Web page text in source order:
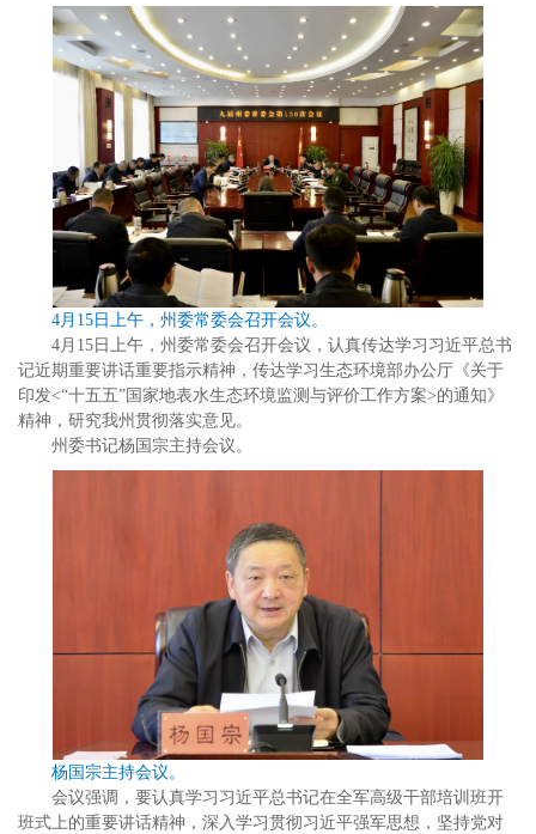
4月15日上午，州委常委会召开会议。
4月15日上午，州委常委会召开会议，认真传达学习习近平总书
记近期重要讲话重要指示精神， 传达学习生态环境部办公厅《关于
印发<“十五五”国家地表水生态环境监测与评价工作方案>的通知》
精神， 研究我州贯彻落实意见。
州委书记杨国宗主持会议。
杨国宗主持会议。
会议强调，要认真学习习近平总书记在全军高级干部培训班开
班式上的重要讲话精神，深入学习贯彻习近平强军思想，坚持党对